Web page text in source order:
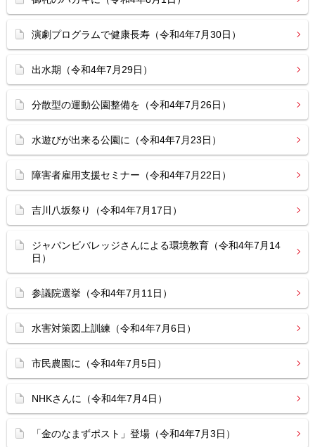
演劇プログラムで健康長寿（令和4年7月30日）
出水期（令和4年7月29日）
分散型の運動公園整備を（令和4年7月26日）
水遊びが出来る公園に（令和4年7月23日）
障害者雇用支援セミナー（令和4年7月22日）
吉川八坂祭り（令和4年7月17日）
ジャパンビバレッジさんによる環境教育（令和4年7月14
日）
参議院選挙（令和4年7月11日）
水害対策図上訓練（令和4年7月6日）
市民農園に（令和4年7月5日）
NHKさんに（令和4年7月4日）
「金のなまずポスト」登場（令和4年7月3日）